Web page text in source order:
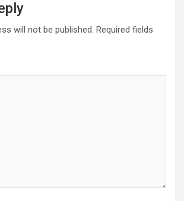
will not be published. Required fields